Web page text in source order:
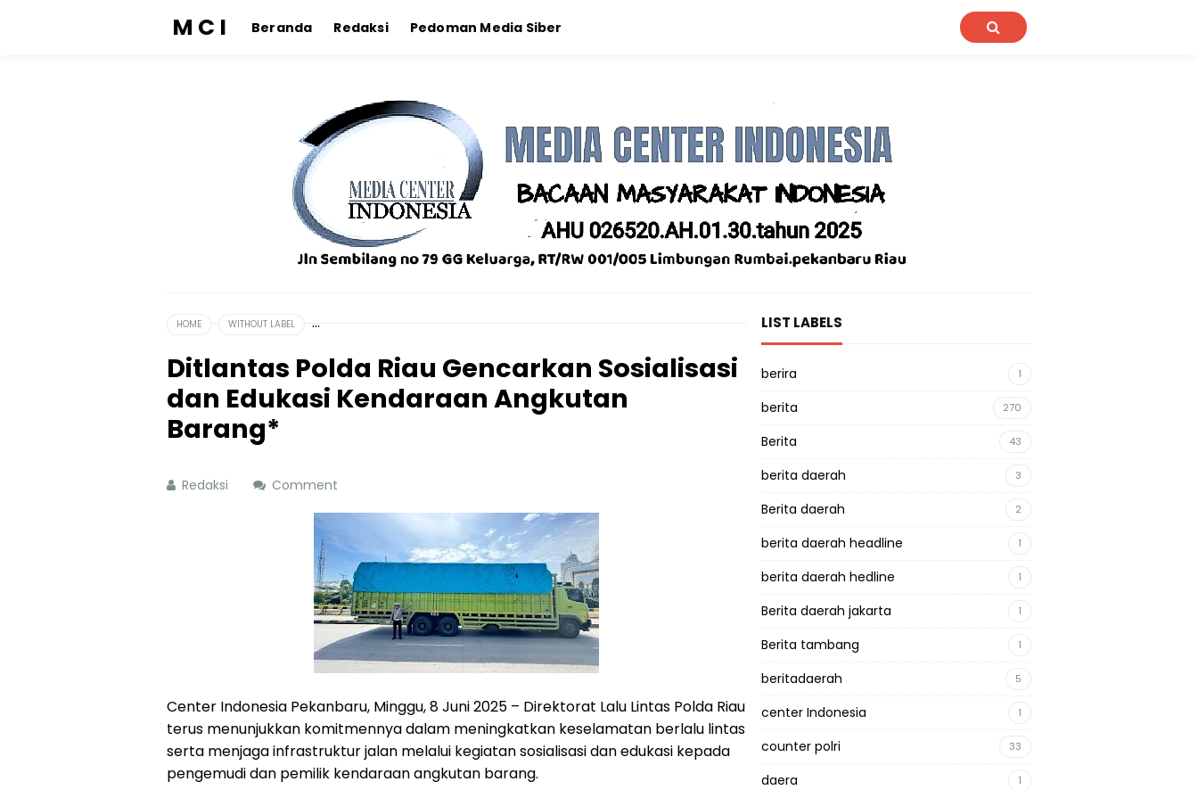
M C I Beranda Redaksi Pedoman Media Siber
HOME WITHOUT LABEL
Ditlantas Polda Riau Gencarkan Sosialisasi
dan Edukasi Kendaraan Angkutan
Barang*
Redaksi Comment
Center Indonesia Pekanbaru, Minggu, 8 Juni 2025 – Direktorat Lalu Lintas Polda Riau
terus menunjukkan komitmennya dalam meningkatkan keselamatan berlalu lintas
serta menjaga infrastruktur jalan melalui kegiatan sosialisasi dan edukasi kepada
pengemudi dan pemilik kendaraan angkutan barang.
LIST LABELS
berira 1
berita 270
Berita 43
berita daerah 3
Berita daerah 2
berita daerah headline 1
berita daerah hedline 1
Berita daerah jakarta 1
Berita tambang 1
beritadaerah 5
center Indonesia 1
counter polri 33
daera 1